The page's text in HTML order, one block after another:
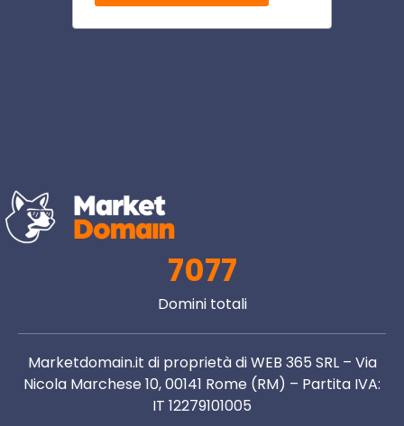
7077
Domini totali
Marketdomain.it di proprietà di WEB 365 SRL – Via
Nicola Marchese 10, 00141 Rome (RM) – Partita IVA:
IT 12279101005